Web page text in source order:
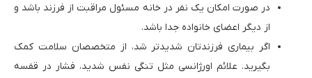
در صورت امکان یک نفر در خانه مسئول مراقبت از فرزند باشد و
از دیگر اعضای خانواده جدا باشد.
اگر بیماری فرزندتان شدیدتر شد، از متخصصان سلامت کمک
بگیرید. علائم اورژانسی مثل تنگی نفس شدید، فشار در قفسه